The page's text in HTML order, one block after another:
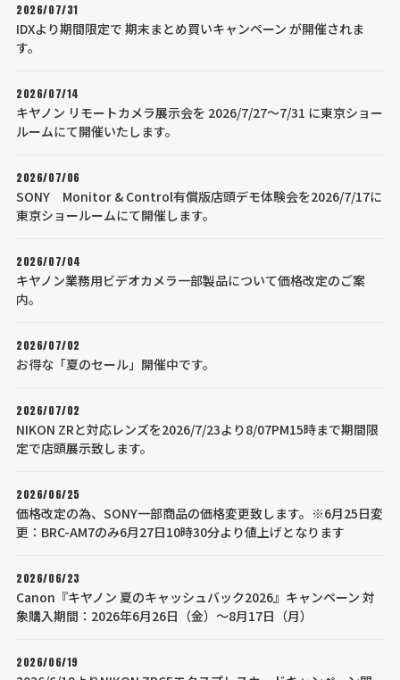
2026/07/31
IDXより期間限定で 期末まとめ買いキャンペーン が開催されま
す。
2026/07/14
キヤノン リモートカメラ展示会を 2026/7/27～7/31 に東京ショー
ルームにて開催いたします。
2026/07/06
SONY Monitor & Control有償版店頭デモ体験会を2026/7/17に
東京ショールームにて開催します。
2026/07/04
キヤノン業務用ビデオカメラ一部製品について価格改定のご案
内。
2026/07/02
お得な「夏のセール」開催中です。
2026/07/02
NIKON ZRと対応レンズを2026/7/23より8/07PM15時まで期間限
定で店頭展示致します。
2026/06/25
価格改定の為、SONY一部商品の価格変更致します。※6月25日変
更：BRC-AM7のみ6月27日10時30分より値上げとなります
2026/06/23
Canon『キヤノン 夏のキャッシュバック2026』キャンペーン 対
象購入期間：2026年6月26日（金）～8月17日（月）
2026/06/19